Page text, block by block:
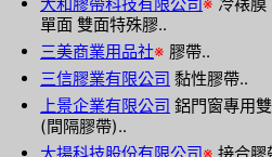
單面 雙面特殊膠..
三美商業用品社※ 膠帶..
三信膠業有限公司 黏性膠帶..
上景企業有限公司 鋁門窗專用
(間隔膠帶)..